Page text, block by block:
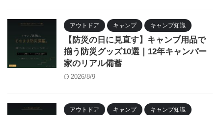
アウトドア キャンプ キャンプ知識
【防災の日に見直す】キャンプ用品で
揃う防災グッズ10選｜12年キャンパー
家のリアル備蓄
2026/8/9
アウトドア キャンプ キャンプ知識